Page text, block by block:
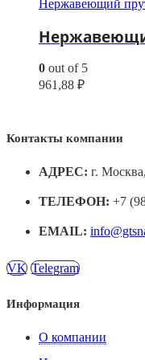
Нержавеющий
0 out of 5
961,88 ₽
Контакты компании
АДРЕС: г.
ТЕЛЕФОН: +7
EMAIL:
VK Telegram
Информация
О компании